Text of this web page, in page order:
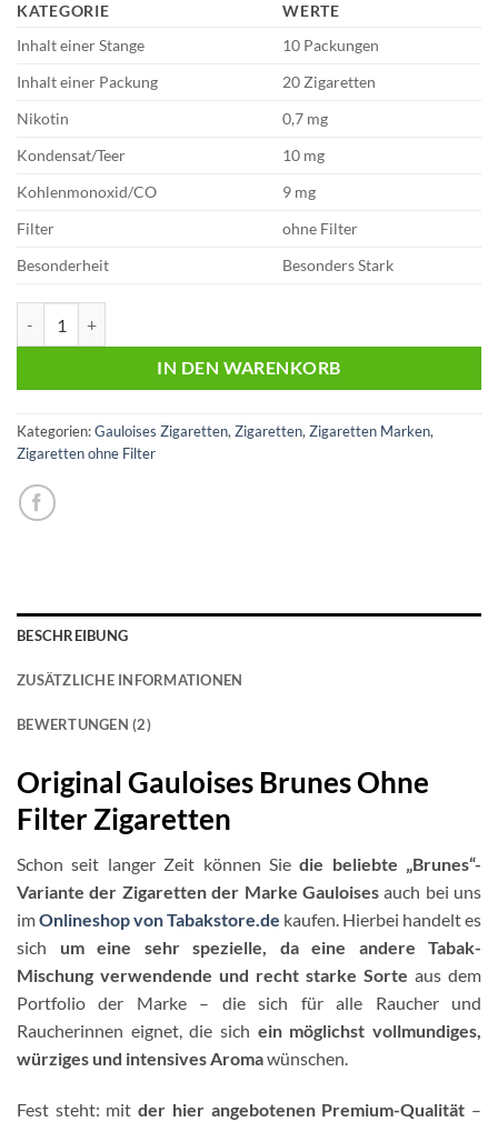
KATEGORIE
WERTE
Inhalt einer Stange
10 Packungen
Inhalt einer Packung
20 Zigaretten
Nikotin
0,7 mg
Kondensat/Teer
10 mg
Kohlenmonoxid/CO
9 mg
Filter
ohne Filter
Besonderheit
Besonders Stark
IN DEN WARENKORB
Kategorien:Gauloises Zigaretten, Zigaretten, Zigaretten Marken,
Zigaretten ohne Filter
BESCHREIBUNG
ZUSÄTZLICHE INFORMATIONEN
BEWERTUNGEN (2)
Original Gauloises Brunes Ohne
Filter Zigaretten
Schon seit langer Zeit können Siedie beliebte „Brunes“-
Variante der Zigaretten der Marke Gauloisesauch bei uns
imOnlineshop von Tabakstore.de kaufen. Hierbei handelt es
sich um eine sehr spezielle, da eine andere Tabak-
Mischung verwendende und recht starke Sorte aus dem
Portfolio der Marke – die sich für alle Raucher und
Raucherinnen eignet, die sich ein möglichst vollmundiges,
würziges und intensives Aromawünschen.
Fest steht: mitder hier angebotenen Premium-Qualität –